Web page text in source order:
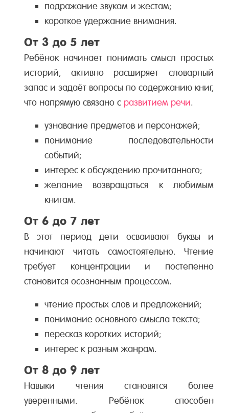
подражание звукам и жестам;
короткое удержание внимания.
От 3 до 5 лет
Ребёнок начинает понимать смысл простых
историй, активно расширяет словарный
запас и задаёт вопросы по содержанию книг,
что напрямую связано с развитием речи.
узнавание предметов и персонажей;
понимание последовательности
событий;
интерес к обсуждению прочитанного;
желание возвращаться к любимым
книгам.
От 6 до 7 лет
В этот период дети осваивают буквы и
начинают читать самостоятельно. Чтение
требует концентрации и постепенно
становится осознанным процессом.
чтение простых слов и предложений;
понимание основного смысла текста;
пересказ коротких историй;
интерес к разным жанрам.
От 8 до 9 лет
Навыки чтения становятся более
уверенными. Ребёнок способен